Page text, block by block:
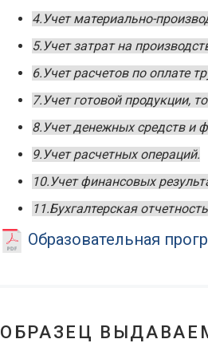
4.Учет материально-
5.Учет затрат на
6.Учет расчетов по оплате
7.Учет готовой продукции,
8.Учет денежных средств и
9.Учет расчетных операций.
10.Учет финансовых
11.Бухгалтерская
Образовательная
ОБРАЗЕЦ